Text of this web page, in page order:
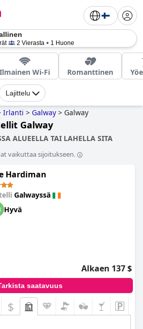
2 Vierasta 1 Huone
Ilmainen Wi-Fi Romanttinen
Lajittelu
Irlanti > Galway > Galway
Galway
ALUEELLA TAI LAHELLA SITA
vaikuttaa sijoitukseen.
Hardiman
Galwayssä
Hyvä
Alkaen 137 $
saatavuus
$